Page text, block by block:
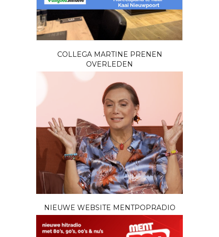
COLLEGA MARTINE PRENEN
OVERLEDEN
NIEUWE WEBSITE MENTPOPRADIO